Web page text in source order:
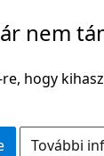
nem
hogy
További